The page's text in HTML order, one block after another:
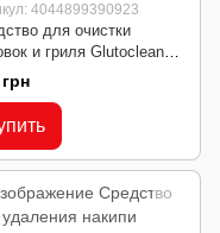
4044899390923
для очистки
и гриля Glutoclean